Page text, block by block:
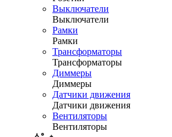
Выключатели
Выключатели
Рамки
Рамки
Трансформаторы
Трансформаторы
Диммеры
Диммеры
Датчики движения
Датчики движения
Вентиляторы
Вентиляторы